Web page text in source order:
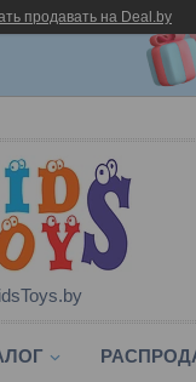
продавать на Deal.by